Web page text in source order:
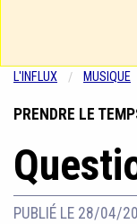
L'INFLUX MUSIQUE
PRENDRE LE
PUBLIÉ LE 28/04/